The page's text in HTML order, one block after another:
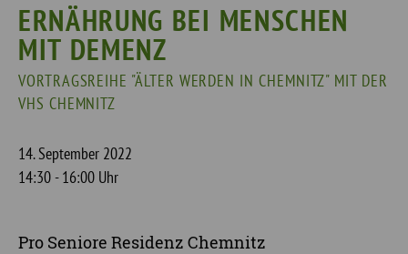
ERNÄHRUNG BEI MENSCHEN
MIT DEMENZ
VORTRAGSREIHE "ÄLTER WERDEN IN CHEMNITZ" MIT DER
VHS CHEMNITZ
14. September 2022
14:30 - 16:00 Uhr
Pro Seniore Residenz Chemnitz